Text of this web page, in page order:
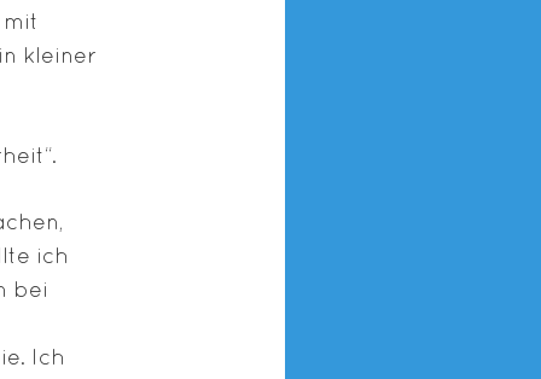
kleiner
ich
bei
Ich